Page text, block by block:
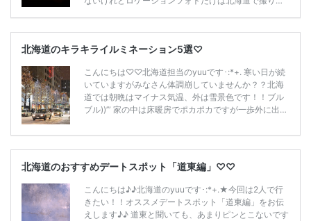
撮影スポットをご紹介致します♡♡ 北海道といっても
りの距離と時間が必要になる場合があります・・ です
ので、北海道で撮影する際には必ず、撮影したい「ス
ポット」と「そこまでの距離」を把握した上で決める
こ […]
続きを読む
北海道のキラキライルミネーション5選♡
こんにちは♡♡北海道担当のyuuです･:*+. 寒い日が続
いていますがみなさん体調崩していませんか？？北海
道では朝晩はマイナス気温、外は雪景色です！！ブル
ブル))’” 家の中は床暖房でポカポカですが一歩外に出れ
ョンということで、北海道特に雪景色の中のイルミネ
ーションとなると特に輝いて綺麗です˚₊⁎･:*+. そんな北
海道のクリスマスイルミネーション5選♡♡ご紹介した
いと思います！！let’s go!! ※クリスマス後も冬季の間は
開催しているものもありますので、是非観に行ってみ
てください！！ 【北海道】好きな場所で結婚式が出来
ること知ってましたか […]続きを読む
北海道のおすすめデートスポット「道東編」♡♡
こんにちは♪♪北海道のyuuです･:*+.★今回は2人で行
きたい！！オススメデートスポット「道東編」をお伝
えします♪♪ 道東と聞いても、あまりピンとこないです